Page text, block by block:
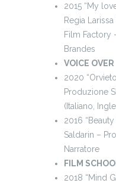
2015 “My
Regia
Film Factory
Brandes
VOICE OVER
2020
Produzione
(Italiano,
2016
Saldarin –
Narratore
FILM
2018 “Mind